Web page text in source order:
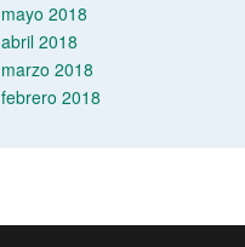
mayo 2018
abril 2018
marzo 2018
febrero 2018